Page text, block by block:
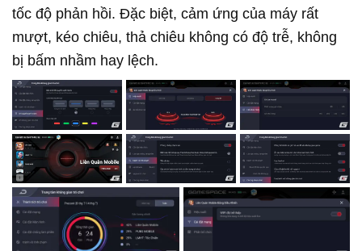
tốc độ phản hồi. Đặc biệt, cảm ứng của máy rất
mượt, kéo chiêu, thả chiêu không có độ trễ, không
bị bấm nhầm hay lệch.